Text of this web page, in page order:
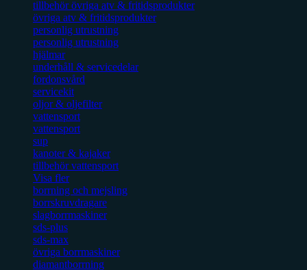
tillbehör övriga atv & fritidsprodukter
övriga atv & fritidsprodukter
personlig utrustning
personlig utrustning
hjälmar
underhåll & servicedelar
fordonsvård
servicekit
oljor & oljefilter
vattensport
vattensport
sup
kanoter & kajaker
tillbehör vattensport
Visa fler
borrning och mejsling
borrskruvdragare
slagborrmaskiner
sds-plus
sds-max
övriga borrmaskiner
diamantborrning